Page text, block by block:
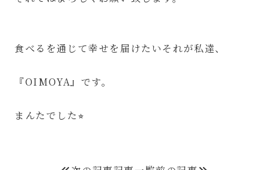
食べるを通じて幸せを届けたいそれが私達、
『OIMOYA』です。
まんたでした⭐︎